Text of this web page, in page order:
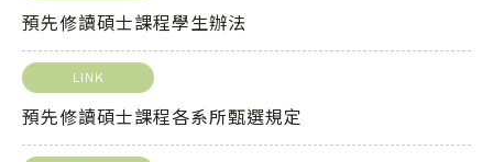
預先修讀碩士課程學生辦法
LINK
預先修讀碩士課程各系所甄選規定